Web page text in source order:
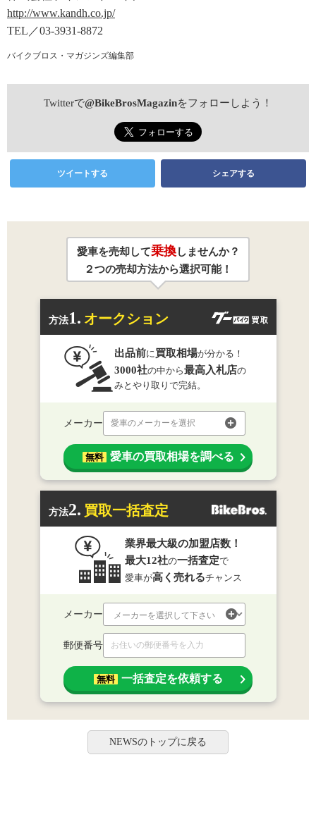
http://www.kandh.co.jp/
TEL／03-3931-8872
バイクブロス・マガジンズ編集部
Twitterで@BikeBrosMagazinをフォローしよう！
ツイートする シェアする
愛車を売却して乗換しませんか？
２つの売却方法から選択可能！
方法1. オークション
出品前に買取相場が分かる！
3000社の中から最高入札店の
みとやり取りで完結。
メーカー 愛車のメーカーを選択
無料 愛車の買取相場を調べる
方法2. 買取一括査定
業界最大級の加盟店数！
最大12社の一括査定で
愛車が高く売れるチャンス
メーカー
郵便番号
無料 一括査定を依頼する
NEWSのトップに戻る